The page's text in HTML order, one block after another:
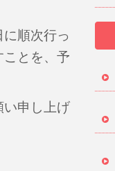
順次行っ
とを、予
申し上げ